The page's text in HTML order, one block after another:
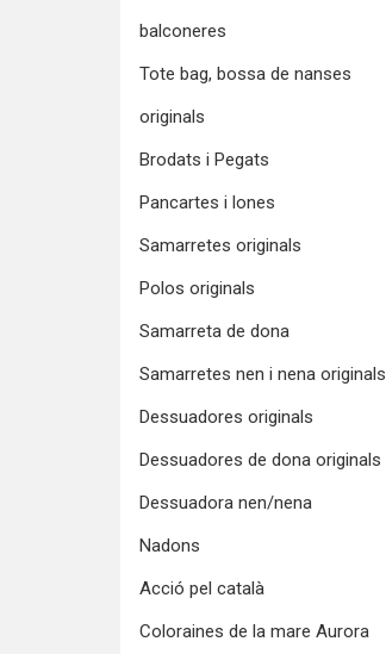
balconeres
Tote bag, bossa de nanses
originals
Brodats i Pegats
Pancartes i lones
Samarretes originals
Polos originals
Samarreta de dona
Samarretes nen i nena originals
Dessuadores originals
Dessuadores de dona originals
Dessuadora nen/nena
Nadons
Acció pel català
Coloraines de la mare Aurora